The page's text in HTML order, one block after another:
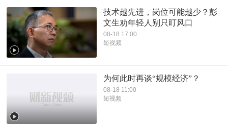
技术越先进，岗位可能越少？彭
文生劝年轻人别只盯风口
08-18 17:00
短视频
为何此时再谈“规模经济”？
08-18 11:00
短视频